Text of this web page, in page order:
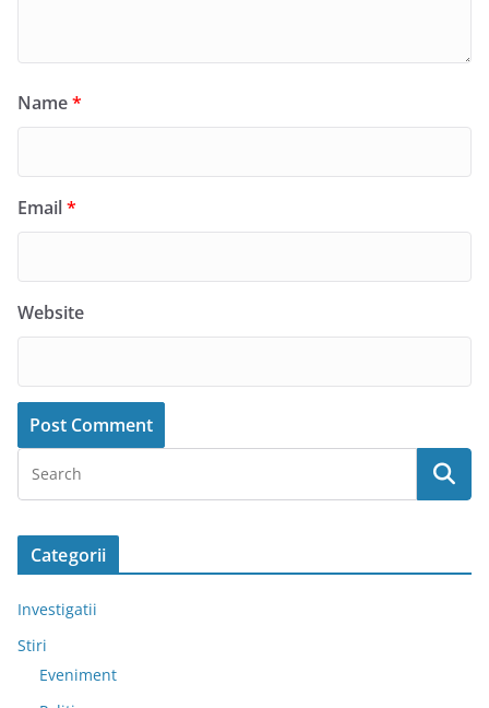
Name*
Email*
Website
Categorii
Investigatii
Stiri
Eveniment